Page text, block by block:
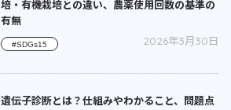
培・有機栽培との違い、農薬使用回数の基準の
有無
#SDGs15 2026年3月30日
遺伝子診断とは？仕組みやわかること、問題点